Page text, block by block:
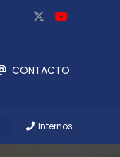
CONTACTO
Internos